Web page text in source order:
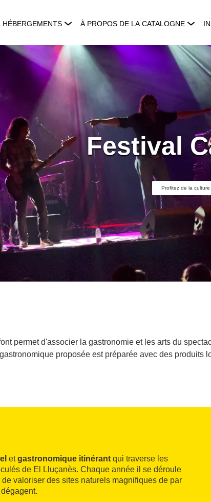
HÉBERGEMENTS À PROPOS DE LA CATALOGNE
Festival
Profitez de la culture
permet d'associer la gastronomie et les arts du
gastronomique proposée est préparée avec des produits
etgastronomique itinérant qui traverse les
de El Lluçanès. Chaque année il se déroule
valoriser des sites naturels magnifiques de par